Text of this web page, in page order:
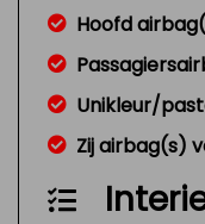
Hoofd
Unikleur/
Zij airbag(s)